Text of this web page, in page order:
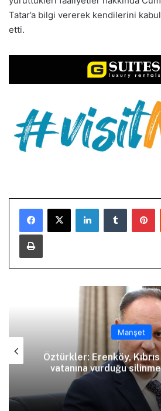
Tatar’a bilgi vererek kendilerini
etti.
LinkedInTumblr
Yazdır
Manşet
Öztürkler: Erenköy, Kıbrıs
vatanına vurduğu